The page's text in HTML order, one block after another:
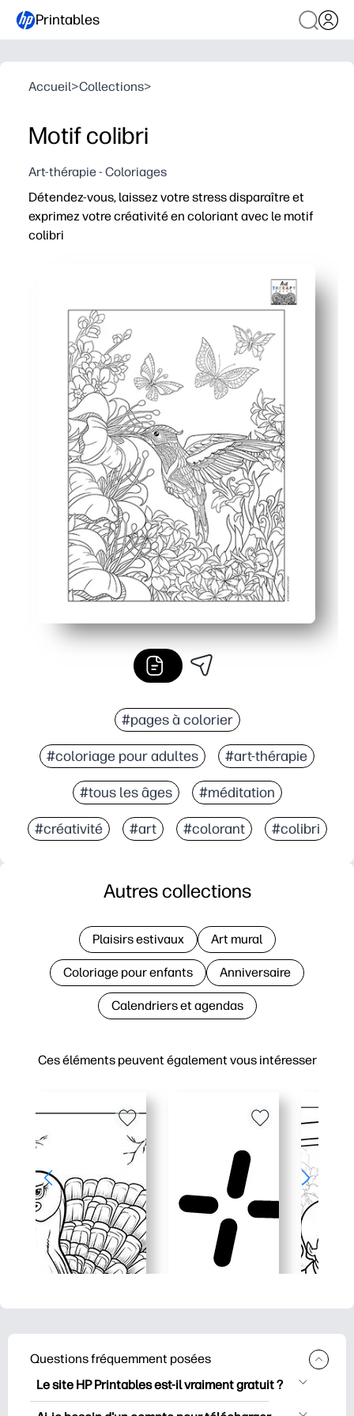
Printables
Accueil>Collections>
Motif colibri
Art-thérapie - Coloriages
Détendez-vous, laissez votre stress disparaître et
exprimez votre créativité en coloriant avec le motif
colibri
Vous offre une pause apaisante et sans écran, idéale
Le motif complexe des colibris vous aide à
Lorsque vous avez terminé, vous avez des œuvres
#pages à colorier
#coloriage pour adultes #art-thérapie
#tous les âges #méditation
#créativité #art #colorant #colibri
Ces éléments peuvent également vous intéresser
Autres collections
Plaisirs estivaux Art mural
Coloriage pour enfants Anniversaire
Calendriers et agendas
Questions fréquemment posées
Le site HP Printables est-il vraiment gratuit ?
HP Printables propose plus de 2500